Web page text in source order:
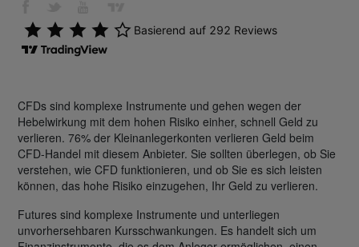
CFDs sind komplexe Instrumente und gehen wegen der
Hebelwirkung mit dem hohen Risiko einher, schnell Geld zu
verlieren. 76% der Kleinanlegerkonten verlieren Geld beim
CFD-Handel mit diesem Anbieter. Sie sollten überlegen, ob Sie
verstehen, wie CFD funktionieren, und ob Sie es sich leisten
können, das hohe Risiko einzugehen, Ihr Geld zu verlieren.
Futures sind komplexe Instrumente und unterliegen
unvorhersehbaren Kursschwankungen. Es handelt sich um